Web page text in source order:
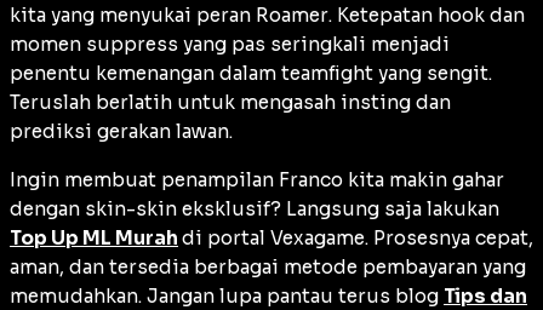
kita yang menyukai peran Roamer. Ketepatan hook dan
momen suppress yang pas seringkali menjadi
penentu kemenangan dalam teamfight yang sengit.
Teruslah berlatih untuk mengasah insting dan
prediksi gerakan lawan.
Ingin membuat penampilan Franco kita makin gahar
dengan skin-skin eksklusif? Langsung saja lakukan
Top Up ML Murah di portal Vexagame. Prosesnya cepat,
aman, dan tersedia berbagai metode pembayaran yang
memudahkan. Jangan lupa pantau terus blog Tips dan